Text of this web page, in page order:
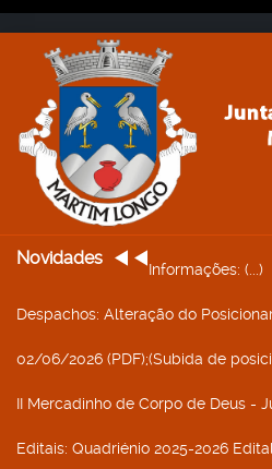
Novidades
Informações: (...)
Despachos: Alteração do
02/06/2026 (PDF);(Subida de
II Mercadinho de Corpo de Deus -
Editais: Quadriénio 2025-2026